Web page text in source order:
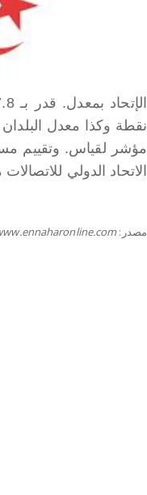
نقطة وكذا معدل البلدان
مؤشر لقياس. وتقييم
الاتحاد الدولي للاتصالات
مصدر: